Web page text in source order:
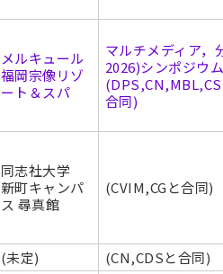
メルキュール
福岡宗像リゾ
ート＆スパ
マルチメディア，
2026)シンポジウ
合同)
同志社大学
新町キャンパ
ス 尋真館
(CVIM,CGと合同)
(未定) (CN,CDSと合同)